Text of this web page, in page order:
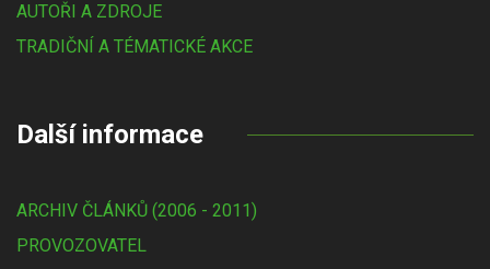
AUTOŘI A ZDROJE
TRADIČNÍ A TÉMATICKÉ AKCE
Další informace
ARCHIV ČLÁNKŮ (2006 - 2011)
PROVOZOVATEL